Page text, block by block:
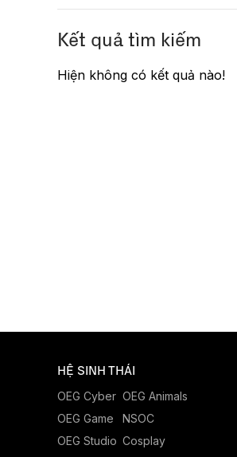
Kết quả tìm kiếm
Hiện không có kết quả nào!
HỆ SINH THÁI
OEG Cyber
OEG Game
OEG Studio
OEG Animals
NSOC
Cosplay